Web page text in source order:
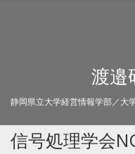
渡邉
静岡県立大学経営情報学部／大
信号処理学会